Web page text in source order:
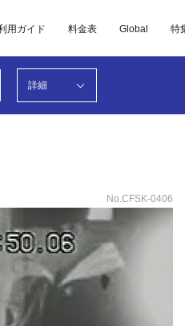
用ガイド 料金表 Global 特
詳細
No.CFSK-0406